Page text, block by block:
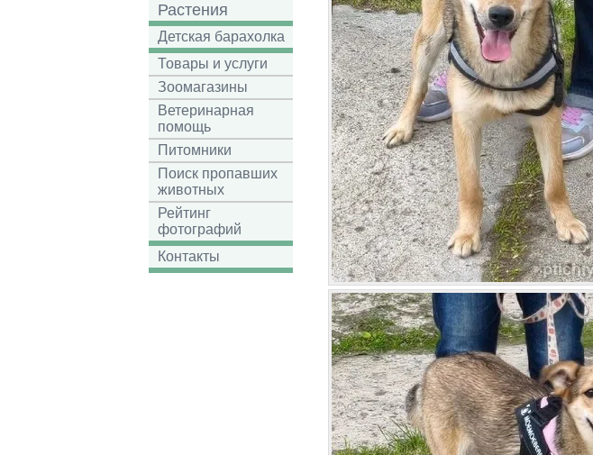
Растения
Детская барахолка
Товары и услуги
Зоомагазины
Ветеринарная
помощь
Питомники
Поиск пропавших
животных
Рейтинг
фотографий
Контакты